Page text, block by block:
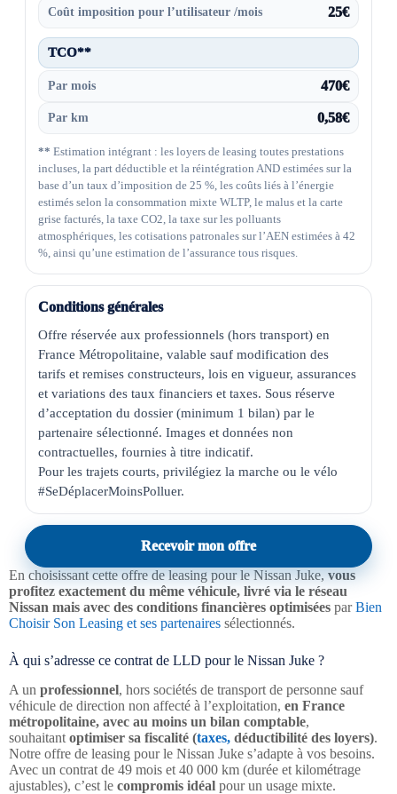
Coût imposition pour l’utilisateur /mois 25€
TCO**
Par mois 470€
Par km 0,58€
** Estimation intégrant : les loyers de leasing toutes prestations
incluses, la part déductible et la réintégration AND estimées sur la
base d’un taux d’imposition de 25 %, les coûts liés à l’énergie
estimés selon la consommation mixte WLTP, le malus et la carte
grise facturés, la taxe CO2, la taxe sur les polluants
atmosphériques, les cotisations patronales sur l’AEN estimées à 42
%, ainsi qu’une estimation de l’assurance tous risques.
Conditions générales
Offre réservée aux professionnels (hors transport) en
France Métropolitaine, valable sauf modification des
tarifs et remises constructeurs, lois en vigueur, assurances
et variations des taux financiers et taxes. Sous réserve
d’acceptation du dossier (minimum 1 bilan) par le
partenaire sélectionné. Images et données non
contractuelles, fournies à titre indicatif.
Pour les trajets courts, privilégiez la marche ou le vélo
#SeDéplacerMoinsPolluer.
Recevoir mon offre
En choisissant cette offre de leasing pour le Nissan Juke, vous
profitez exactement du même véhicule, livré via le réseau
Nissan mais avec des conditions financières optimisées parBien
Choisir Son Leasing et ses partenaires sélectionnés.
À qui s’adresse ce contrat de LLD pour le Nissan Juke ?
A un professionnel, hors sociétés de transport de personne sauf
véhicule de direction non affecté à l’exploitation, en France
métropolitaine, avec au moins un bilan comptable,
souhaitant optimiser sa fiscalité (taxes, déductibilité des loyers).
Notre offre de leasing pour le Nissan Juke s’adapte à vos besoins.
Avec un contrat de 49 mois et 40 000 km (durée et kilométrage
ajustables), c’est le compromis idéal pour un usage mixte.